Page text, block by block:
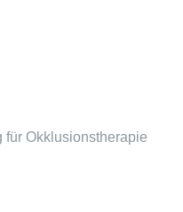
für Okklusionstherapie